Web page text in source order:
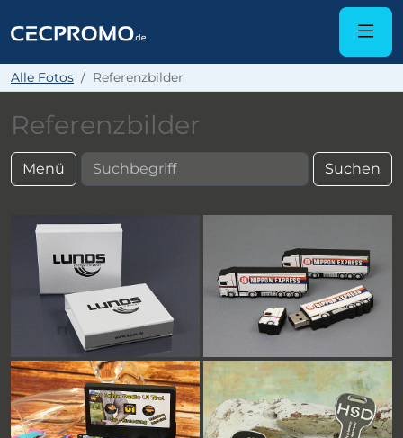
Alle Fotos Referenzbilder
Referenzbilder
Menü Suchen